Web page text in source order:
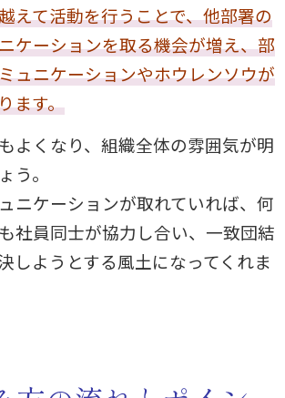
えて活動を行うことで、他部署の
ケーションを取る機会が増え、部
ュニケーションやホウレンソウが
ます。
よくなり、組織全体の雰囲気が明
う。
ニケーションが取れていれば、何
社員同士が協力し合い、一致団結
しようとする風土になってくれま